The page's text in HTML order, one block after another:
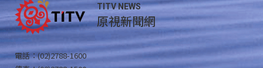
TITV NEWS
原視新聞網
電話：(02)2788-1600